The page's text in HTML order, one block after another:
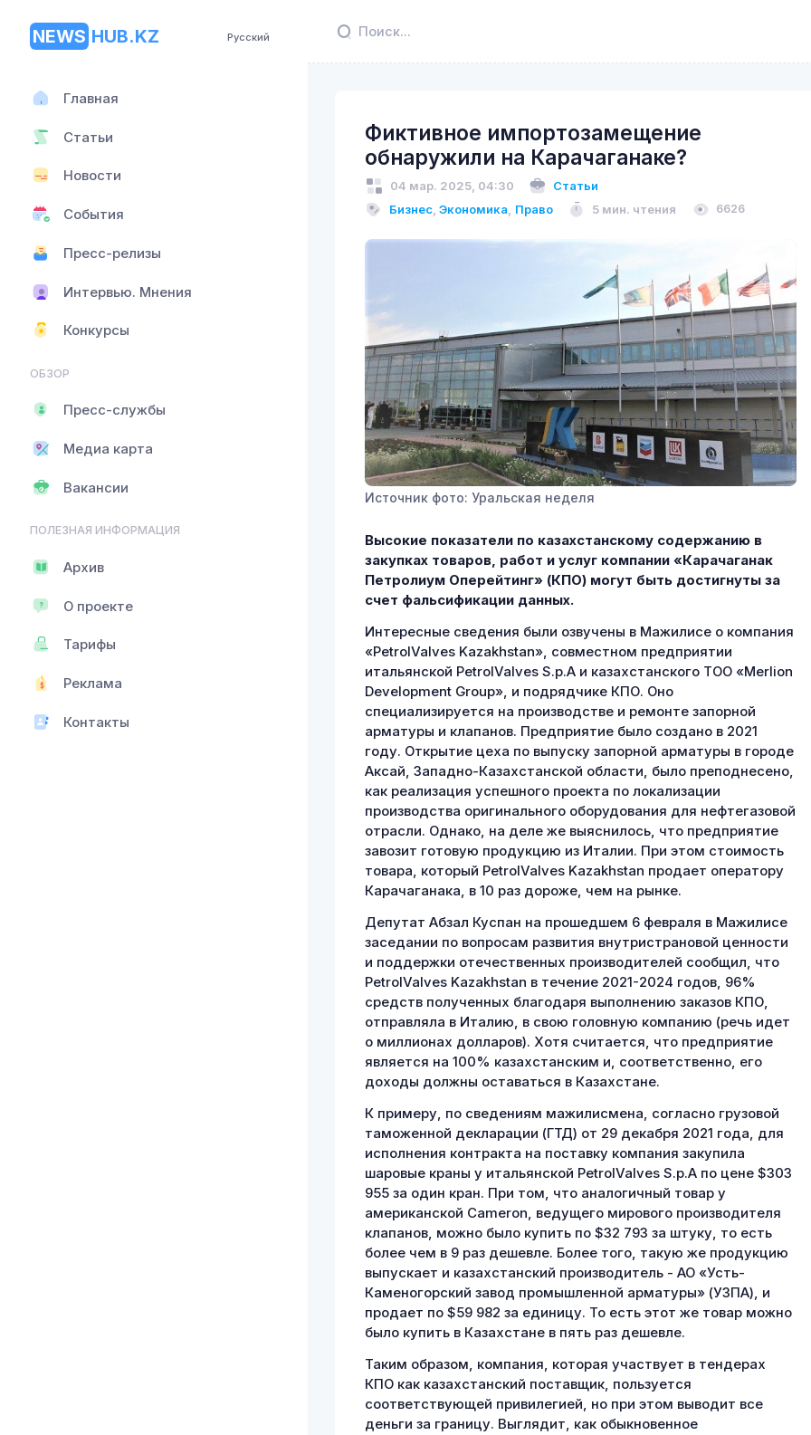
NEWS HUB.KZ Русский
Главная
Статьи
Новости
События
Пресс-релизы
Интервью. Мнения
Конкурсы
ОБЗОР
Пресс-службы
Медиа карта
Вакансии
ПОЛЕЗНАЯ ИНФОРМАЦИЯ
Архив
О проекте
Тарифы
Реклама
Контакты
Фиктивное импортозамещение
обнаружили на Карачаганаке?
04 мар. 2025, 04:30
Статьи
Бизнес Экономика Право 5 мин. чтения 6626
Источник фото: Уральская неделя
Высокие показатели по казахстанскому содержанию в
закупках товаров, работ и услуг компании «Карачаганак
Петролиум Оперейтинг» (КПО) могут быть достигнуты за
счет фальсификации данных.
Интересные сведения были озвучены в Мажилисе о компания
«PetrolValves Kazakhstan», совместном предприятии
итальянской PetrolValves S.p.A и казахстанского ТОО «Merlion
Development Group», и подрядчике КПО. Оно
специализируется на производстве и ремонте запорной
арматуры и клапанов. Предприятие было создано в 2021
году. Открытие цеха по выпуску запорной арматуры в городе
Аксай, Западно-Казахстанской области, было преподнесено,
как реализация успешного проекта по локализации
производства оригинального оборудования для нефтегазовой
отрасли. Однако, на деле же выяснилось, что предприятие
завозит готовую продукцию из Италии. При этом стоимость
товара, который PetrolValves Kazakhstan продает оператору
Карачаганака, в 10 раз дороже, чем на рынке.
Депутат Абзал Куспан на прошедшем 6 февраля в Мажилисе
заседании по вопросам развития внутристрановой ценности
и поддержки отечественных производителей сообщил, что
PetrolValves Kazakhstan в течение 2021-2024 годов, 96%
средств полученных благодаря выполнению заказов КПО,
отправляла в Италию, в свою головную компанию (речь идет
о миллионах долларов). Хотя считается, что предприятие
является на 100% казахстанским и, соответственно, его
доходы должны оставаться в Казахстане.
К примеру, по сведениям мажилисмена, согласно грузовой
таможенной декларации (ГТД) от 29 декабря 2021 года, для
исполнения контракта на поставку компания закупила
шаровые краны у итальянской PetrolValves S.p.A по цене $303
955 за один кран. При том, что аналогичный товар у
американской Cameron, ведущего мирового производителя
клапанов, можно было купить по $32 793 за штуку, то есть
более чем в 9 раз дешевле. Более того, такую же продукцию
выпускает и казахстанский производитель - АО «Усть-
Каменогорский завод промышленной арматуры» (УЗПА), и
продает по $59 982 за единицу. То есть этот же товар можно
было купить в Казахстане в пять раз дешевле.
Таким образом, компания, которая участвует в тендерах
КПО как казахстанский поставщик, пользуется
соответствующей привилегией, но при этом выводит все
деньги за границу. Выглядит, как обыкновенное